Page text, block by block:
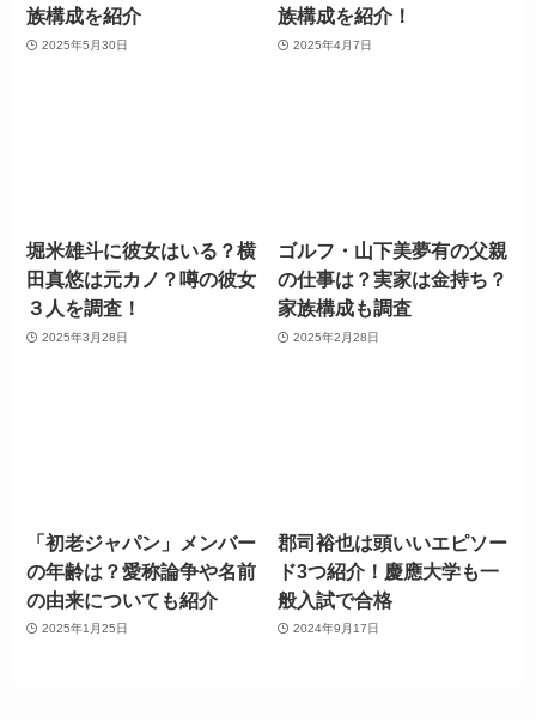
族構成を紹介
2025年5月30日
族構成を紹介！
2025年4月7日
堀米雄斗に彼女はいる？横
田真悠は元カノ？噂の彼女
３人を調査！
2025年3月28日
ゴルフ・山下美夢有の父親
の仕事は？実家は金持ち？
家族構成も調査
2025年2月28日
「初老ジャパン」メンバー
の年齢は？愛称論争や名前
の由来についても紹介
2025年1月25日
郡司裕也は頭いいエピソー
ド3つ紹介！慶應大学も一
般入試で合格
2024年9月17日